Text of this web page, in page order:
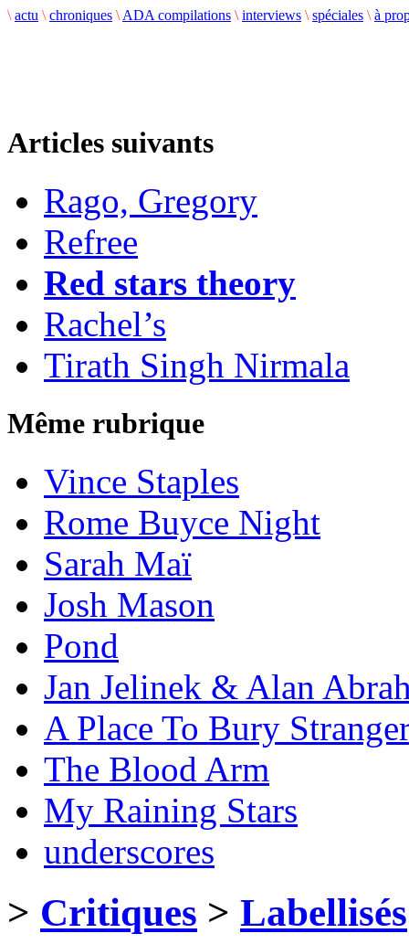
\ actu \ chroniques \ ADA compilations \ interviews \ spéciales \ à
Articles suivants
Rago, Gregory
Refree
Red stars theory
Rachel’s
Tirath Singh Nirmala
Même rubrique
Vince Staples
Rome Buyce Night
Sarah Maï
Josh Mason
Pond
Jan Jelinek & Alan
A Place To Bury
The Blood Arm
My Raining Stars
underscores
> Critiques > Labellisés